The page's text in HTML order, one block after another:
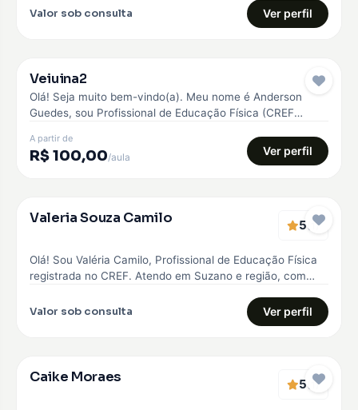
Valor sob consulta Ver perfil
Pro
Veiuina2
Olá! Seja muito bem-vindo(a). Meu nome é Anderson
Guedes, sou Profissional de Educação Física (CREF
A partir de
R$ 100,00/aula Ver perfil
EMBAIXADOR
Valeria Souza Camilo 5(1)
Olá! Sou Valéria Camilo, Profissional de Educação Física
registrada no CREF. Atendo em Suzano e região, com
Valor sob consulta Ver perfil
EMBAIXADOR
Caike Moraes 5(1)